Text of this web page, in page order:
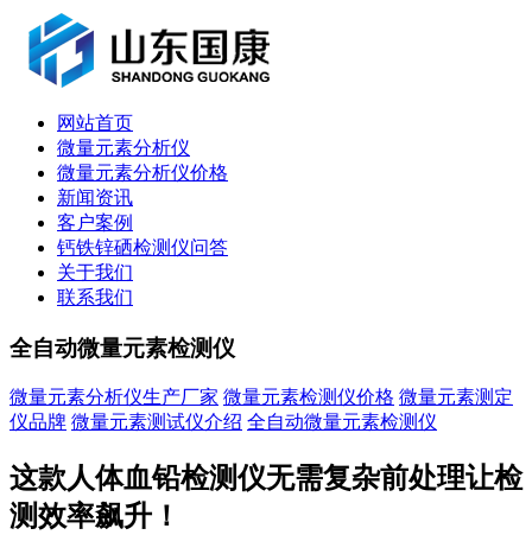
网站首页
微量元素分析仪
微量元素分析仪价格
新闻资讯
客户案例
钙铁锌硒检测仪问答
关于我们
联系我们
全自动微量元素检测仪
微量元素分析仪生产厂家 微量元素检测仪价格 微量元素测定
仪品牌 微量元素测试仪介绍 全自动微量元素检测仪
这款人体血铅检测仪无需复杂前处理让检
测效率飙升！